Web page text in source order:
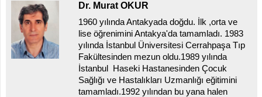
TABİP ODASI
TARİHÇE
ONUR KURULU
YÖNETİM KURULU
MEVZUAT
BASINDA HTO
ÜYELİK İŞLEMLERİ
Dr. Murat OKUR
1960 yılında Antakyada doğdu. İlk ,orta ve
lise öğrenimini Antakya'da tamamladı. 1983
yılında İstanbul Üniversitesi Cerrahpaşa Tıp
Fakültesinden mezun oldu.1989 yılında
İstanbul Haseki Hastanesinden Çocuk
Sağlığı ve Hastalıkları Uzmanlığı eğitimini
tamamladı.1992 yılından bu yana halen